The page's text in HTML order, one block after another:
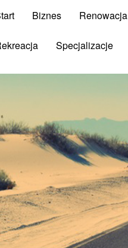
Biznes Renowacja
Specjalizacje